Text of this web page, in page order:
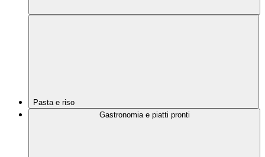
Pasta e riso
Gastronomia e piatti pronti